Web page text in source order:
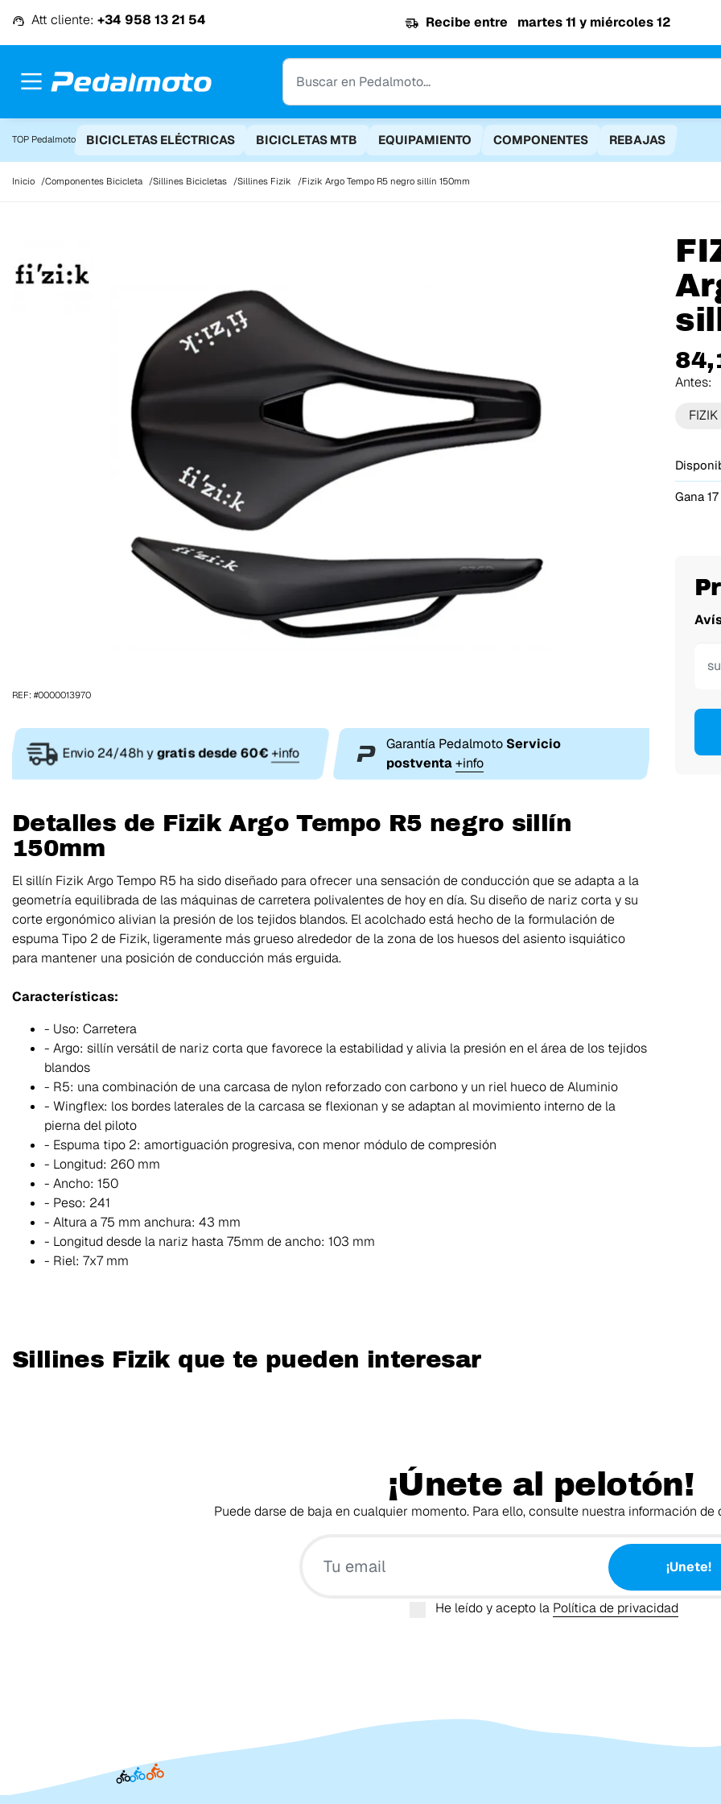
Att cliente: +34 958 13 21 54 Recibe entre martes 11 y miércoles 12
TOP Pedalmoto BICICLETAS ELÉCTRICAS BICICLETAS MTB EQUIPAMIENTO COMPONENTES REBAJAS
Inicio Componentes Bicicleta Sillines Bicicletas Sillines Fizik Fizik Argo Tempo R5 negro sillín 150mm
Antes:
FIZIK
Gana
REF: #0000013970
Envio 24/48h ygratis desde 60€ +info
Garantía Pedalmoto Servicio
postventa +info
Detalles de Fizik Argo Tempo R5 negro sillín
150mm
El sillín Fizik Argo Tempo R5 ha sido diseñado para ofrecer una sensación de conducción que se adapta a la
geometría equilibrada de las máquinas de carretera polivalentes de hoy en día. Su diseño de nariz corta y su
corte ergonómico alivian la presión de los tejidos blandos. El acolchado está hecho de la formulación de
espuma Tipo 2 de Fizik, ligeramente más grueso alrededor de la zona de los huesos del asiento isquiático
para mantener una posición de conducción más erguida.
Características:
- Uso: Carretera
- Argo: sillín versátil de nariz corta que favorece la estabilidad y alivia la presión en el área de los tejidos
blandos
- R5: una combinación de una carcasa de nylon reforzado con carbono y un riel hueco de Aluminio
- Wingflex: los bordes laterales de la carcasa se flexionan y se adaptan al movimiento interno de la
pierna del piloto
- Espuma tipo 2: amortiguación progresiva, con menor módulo de compresión
- Longitud: 260 mm
- Ancho: 150
- Peso: 241
- Altura a 75 mm anchura: 43 mm
- Longitud desde la nariz hasta 75mm de ancho: 103 mm
- Riel: 7x7 mm
Sillines Fizik que te pueden interesar
¡Únete al pelotón!
Puede darse de baja en cualquier momento. Para ello, consulte nuestra información
¡Unete!
He leído y acepto la Política de privacidad